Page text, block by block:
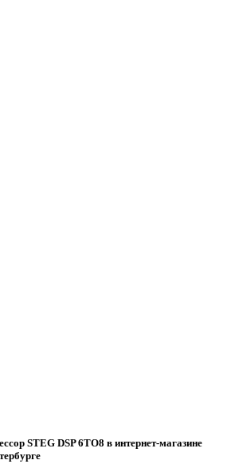
STEG DSP 6TO8 в интернет-магазине